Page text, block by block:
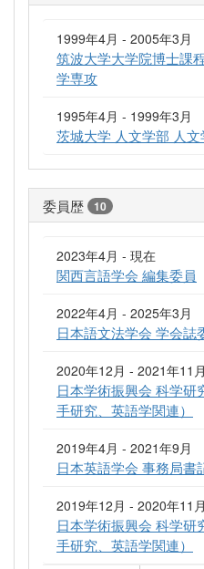
1999年4月 - 2005年3月
筑波大学大学院博士課
学専攻
1995年4月 - 1999年3月
茨城大学 人文学部 人
委員歴 10
2023年4月 - 現在
関西言語学会 編集委員
2022年4月 - 2025年3月
日本語文法学会 学会誌
2020年12月 - 2021年11月
日本学術振興会 科学
手研究、英語学関連）
2019年4月 - 2021年9月
日本英語学会 事務局書
2019年12月 - 2020年11月
日本学術振興会 科学
手研究、英語学関連）